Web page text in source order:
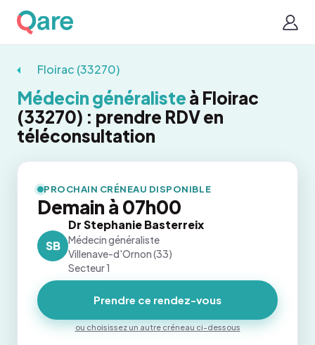
Floirac (33270)
Médecin généraliste à Floirac
(33270) : prendre RDV en
téléconsultation
PROCHAIN CRÉNEAU DISPONIBLE
Demain à 07h00
SB
Dr Stephanie Basterreix
Médecin généraliste
Villenave-d'Ornon (33)
Secteur 1
Prendre ce rendez-vous
ou choisissez un autre créneau ci-dessous